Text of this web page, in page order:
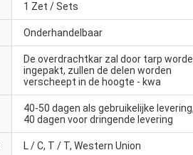
1 Zet / Sets
Onderhandelbaar
De overdrachtkar zal door tarp
ingepakt, zullen de delen worden
verscheept in de hoogte - kwa
40-50 dagen als gebruikelijke
40 dagen voor dringende levering
L / C, T / T, Western Union